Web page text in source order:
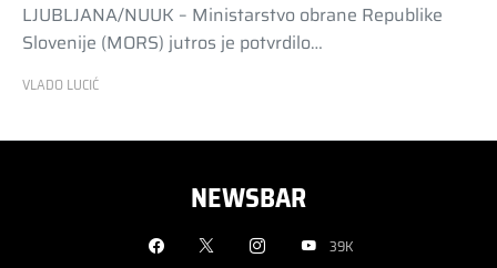
LJUBLJANA/NUUK – Ministarstvo obrane Republike
Slovenije (MORS) jutros je potvrdilo…
VLADO LUCIĆ
NEWSBAR
39K